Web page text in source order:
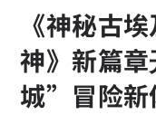
《神秘古
神》新篇
城”冒险新